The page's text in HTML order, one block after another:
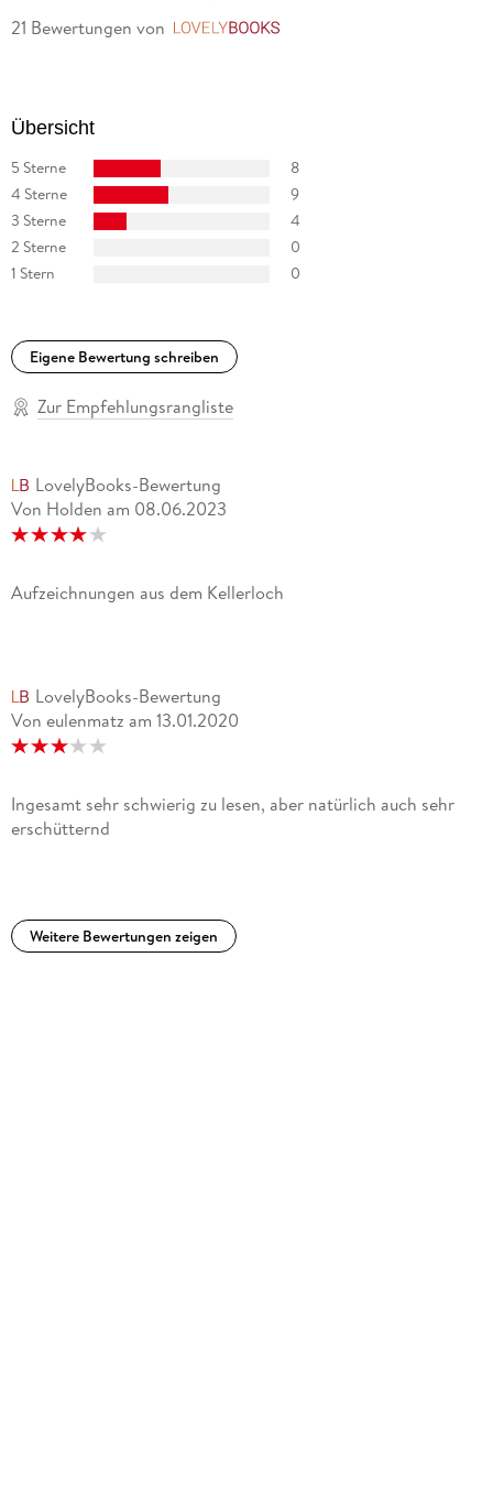
21 Bewertungen von
Übersicht
5 Sterne
8
4 Sterne
9
3 Sterne
4
2 Sterne
0
1 Stern
0
Eigene Bewertung schreiben
Zur Empfehlungsrangliste
LovelyBooks-Bewertung
Von Holden am 08.06.2023
Aufzeichnungen aus dem Kellerloch
LovelyBooks-Bewertung
Von eulenmatz am 13.01.2020
Ingesamt sehr schwierig zu lesen, aber natürlich auch sehr
erschütternd
Weitere Bewertungen zeigen